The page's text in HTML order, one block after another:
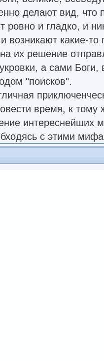
делают вид, что
ровно и гладко, и
возникают какие-
их решение
а сами Боги,
"поисков".
время, к тому
с этими